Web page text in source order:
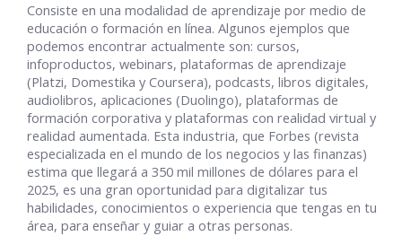
Consiste en una modalidad de aprendizaje por medio de
educación o formación en línea. Algunos ejemplos que
podemos encontrar actualmente son: cursos,
infoproductos, webinars, plataformas de aprendizaje
(Platzi, Domestika y Coursera), podcasts, libros digitales,
audiolibros, aplicaciones (Duolingo), plataformas de
formación corporativa y plataformas con realidad virtual y
realidad aumentada. Esta industria, que Forbes (revista
especializada en el mundo de los negocios y las finanzas)
estima que llegará a 350 mil millones de dólares para el
2025, es una gran oportunidad para digitalizar tus
habilidades, conocimientos o experiencia que tengas en tu
área, para enseñar y guiar a otras personas.